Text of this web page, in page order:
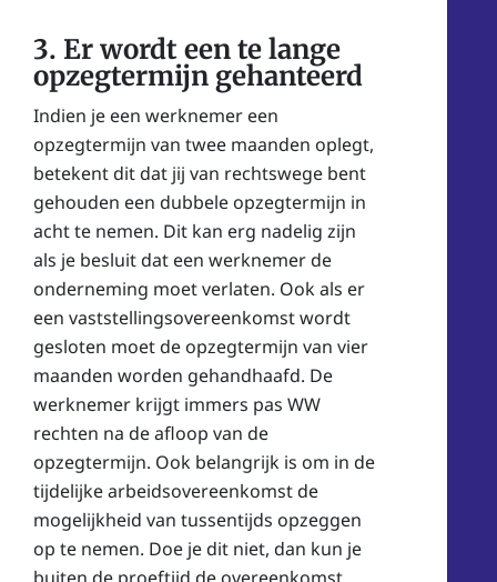
3. Er wordt een te lange
opzegtermijn gehanteerd
Indien je een werknemer een
opzegtermijn van twee maanden oplegt,
betekent dit dat jij van rechtswege bent
gehouden een dubbele opzegtermijn in
acht te nemen. Dit kan erg nadelig zijn
als je besluit dat een werknemer de
onderneming moet verlaten. Ook als er
een vaststellingsovereenkomst wordt
gesloten moet de opzegtermijn van vier
maanden worden gehandhaafd. De
werknemer krijgt immers pas WW
rechten na de afloop van de
opzegtermijn. Ook belangrijk is om in de
tijdelijke arbeidsovereenkomst de
mogelijkheid van tussentijds opzeggen
op te nemen. Doe je dit niet, dan kun je